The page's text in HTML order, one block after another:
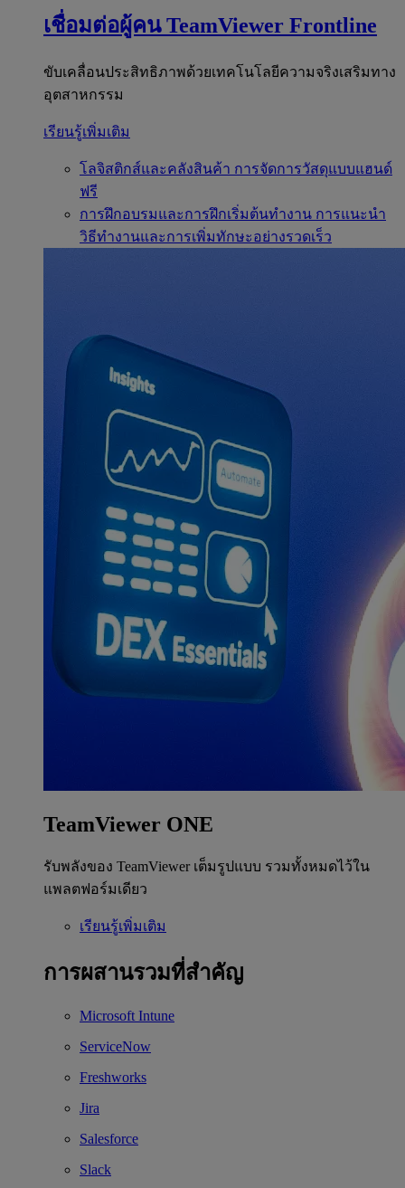
เชื่อมต่อผู้คน TeamViewer Frontline
ขับเคลื่อนประสิทธิภาพด้วยเทคโนโลยีความจริงเสริมทาง
อุตสาหกรรม
เรียนรู้เพิ่มเติม
โลจิสติกส์และคลังสินค้า การจัดการวัสดุแบบแฮนด์
ฟรี
การฝึกอบรมและการฝึกเริ่มต้นทำงาน การแนะนำ
วิธีทำงานและการเพิ่มทักษะอย่างรวดเร็ว
TeamViewer ONE
รับพลังของ TeamViewer เต็มรูปแบบ รวมทั้งหมดไว้ใน
แพลตฟอร์มเดียว
เรียนรู้เพิ่มเติม
การผสานรวมที่สำคัญ
Microsoft Intune
ServiceNow
Freshworks
Jira
Salesforce
Slack